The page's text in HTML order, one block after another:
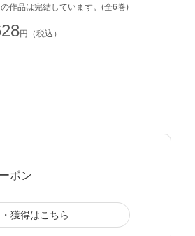
作品は完結しています。(全6巻)
円（税込）
ポン
獲得はこちら